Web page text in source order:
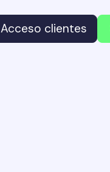
Acceso clientes